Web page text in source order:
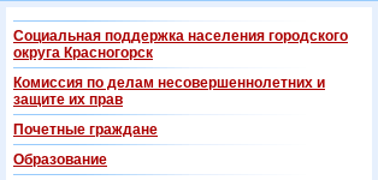
Социальная поддержка населения городского
округа Красногорск
Комиссия по делам несовершеннолетних и
защите их прав
Почетные граждане
Образование